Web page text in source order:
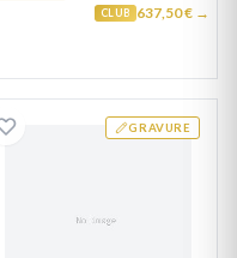
CLUB 637,50 € →
GRAVURE
Gourmette Or